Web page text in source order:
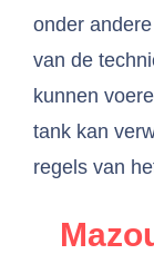
onder
van de
kunnen
tank kan
regels van